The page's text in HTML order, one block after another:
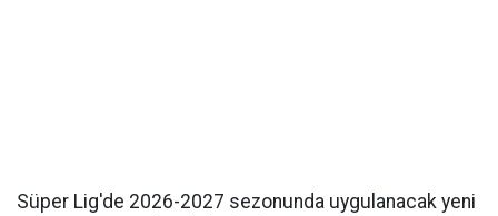
Süper Lig'de 2026-2027 sezonunda uygulanacak yeni